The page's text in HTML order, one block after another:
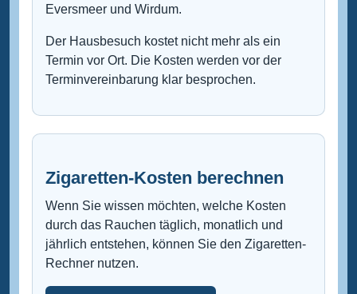
Eversmeer und Wirdum.
Der Hausbesuch kostet nicht mehr als ein
Termin vor Ort. Die Kosten werden vor der
Terminvereinbarung klar besprochen.
Zigaretten-Kosten berechnen
Wenn Sie wissen möchten, welche Kosten
durch das Rauchen täglich, monatlich und
jährlich entstehen, können Sie den Zigaretten-
Rechner nutzen.